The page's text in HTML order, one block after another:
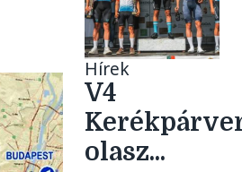
Hírek
V4
olasz...